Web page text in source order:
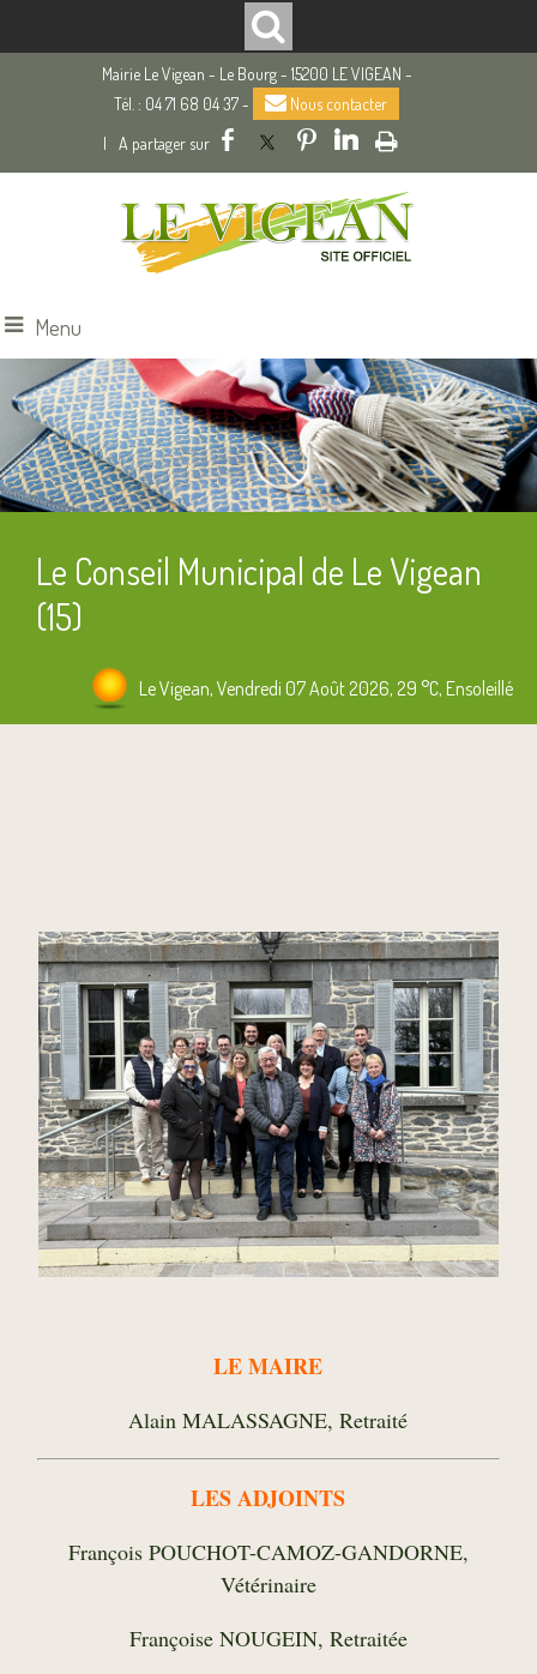
Mairie Le Vigean - Le Bourg - 15200 LE VIGEAN -
Tél. : 04 71 68 04 37 -
Nous contacter
|
Menu
Le Conseil Municipal de Le Vigean
(15)
Le Vigean, Vendredi 07 Août 2026, 29 °C, Ensoleillé
LE MAIRE
Alain MALASSAGNE, Retraité
LES ADJOINTS
François POUCHOT-CAMOZ-GANDORNE,
Vétérinaire
Françoise NOUGEIN, Retraitée